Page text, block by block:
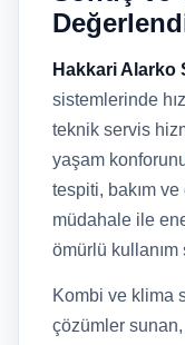
Hakkari Alarko
sistemlerinde
teknik servis
yaşam
tespiti, bakım
müdahale ile
ömürlü kullanım
Kombi ve klima
çözümler